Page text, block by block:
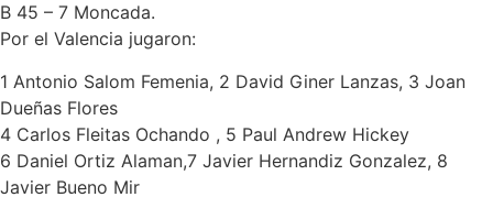
B 45 – 7 Moncada.
Por el Valencia jugaron:
1 Antonio Salom Femenia, 2 David Giner Lanzas, 3 Joan
Dueñas Flores
4 Carlos Fleitas Ochando , 5 Paul Andrew Hickey
6 Daniel Ortiz Alaman,7 Javier Hernandiz Gonzalez, 8
Javier Bueno Mir